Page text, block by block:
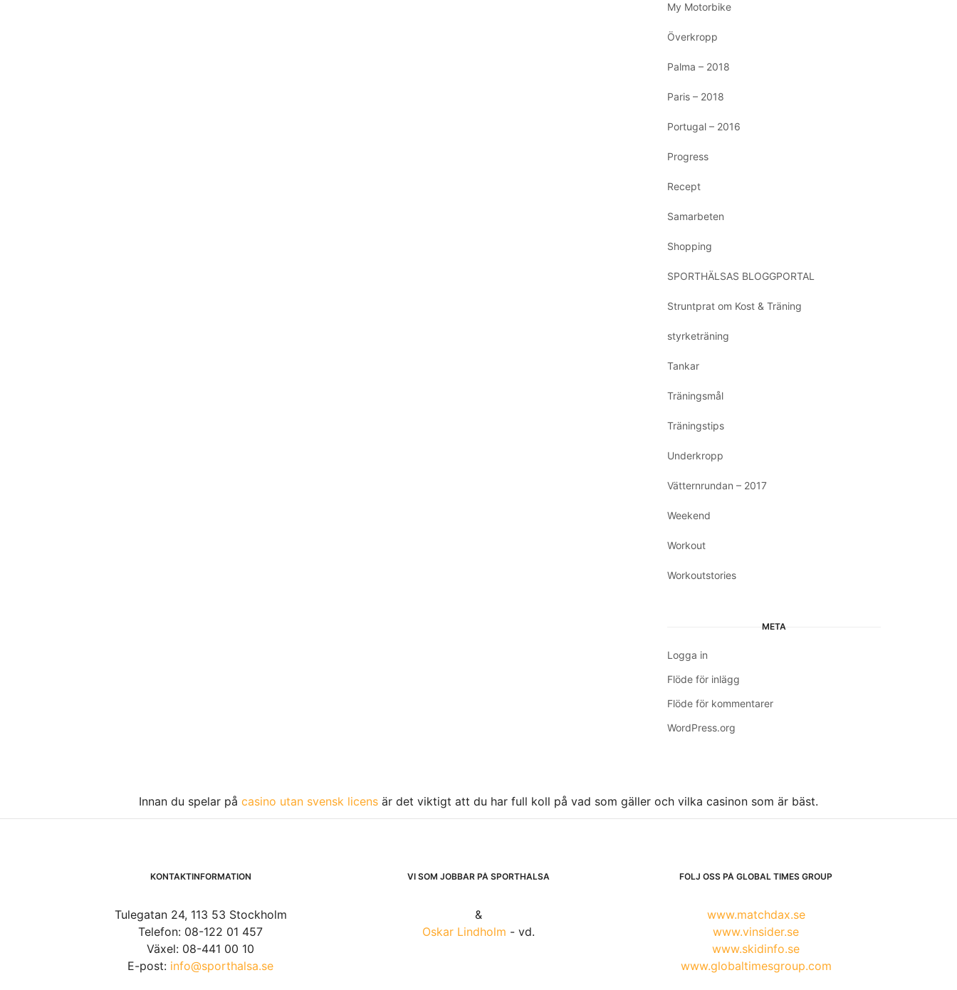
My Motorbike
Överkropp
Palma – 2018
Paris – 2018
Portugal – 2016
Progress
Recept
Samarbeten
Shopping
SPORTHÄLSAS BLOGGPORTAL
Struntprat om Kost & Träning
styrketräning
Tankar
Träningsmål
Träningstips
Underkropp
Vätternrundan – 2017
Weekend
Workout
Workoutstories
META
Logga in
Flöde för inlägg
Flöde för kommentarer
WordPress.org
Innan du spelar på casino utan svensk licens är det viktigt att du har full koll på vad som gäller och vilka casinon som är bäst.
KONTAKTINFORMATION
Tulegatan 24, 113 53 Stockholm
Telefon: 08-122 01 457
Växel: 08-441 00 10
E-post: info@sporthalsa.se
VI SOM JOBBAR PÅ SPORTHÄLSA
&
Oskar Lindholm - vd.
FÖLJ OSS PÅ GLOBAL TIMES GROUP
www.matchdax.se
www.vinsider.se
www.skidinfo.se
www.globaltimesgroup.com